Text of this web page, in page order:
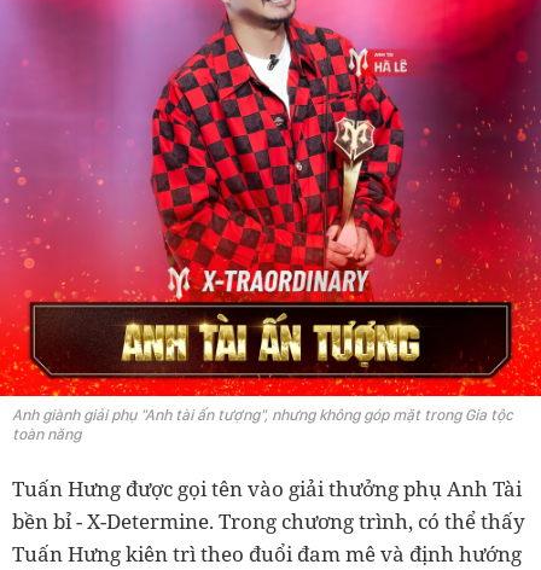
Anh giành giải phụ "Anh tài ấn tượng", nhưng không góp mặt trong Gia tộc
toàn năng
Tuấn Hưng được gọi tên vào giải thưởng phụ Anh Tài
bền bỉ - X-Determine. Trong chương trình, có thể thấy
Tuấn Hưng kiên trì theo đuổi đam mê và định hướng